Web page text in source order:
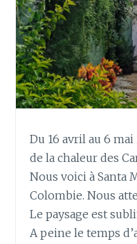
Du 16 avril au 6
de la chaleur des
Nous voici à Santa
Colombie. Nous
Le paysage est
A peine le temps